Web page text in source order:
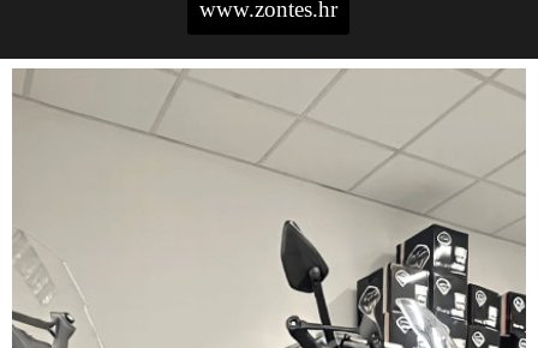
www.zontes.hr